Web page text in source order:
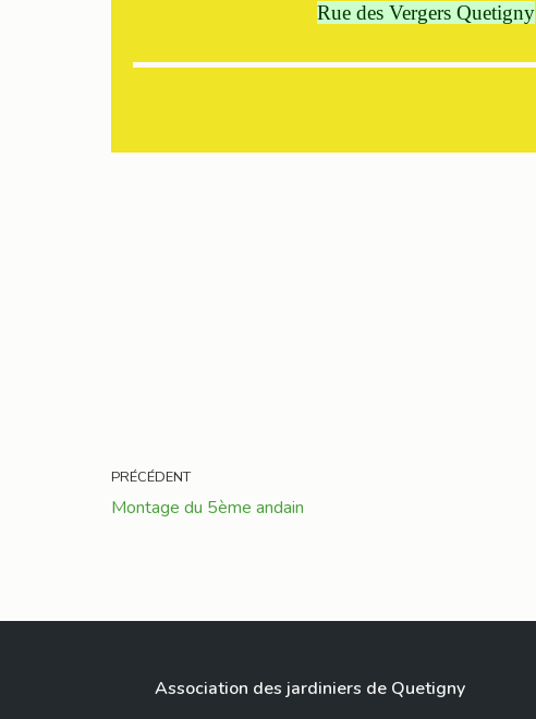
Rue des Vergers Quetigny
PRÉCÉDENT
Montage du 5ème andain
Association des jardiniers de Quetigny